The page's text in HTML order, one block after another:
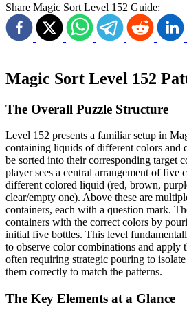
Share Magic Sort Level 152 Guide:
Magic Sort Level 152
The Overall Puzzle Structure
Level 152 presents a familiar setup in
containing liquids of different colors and
be sorted into their corresponding target
player sees a central arrangement of five
different colored liquid (red, brown,
clear/empty one). Above these are
containers, each with a question mark.
containers with the correct colors by
initial five bottles. This level
to observe color combinations and apply
often requiring strategic pouring to
them correctly to match the patterns.
The Key Elements at a Glance